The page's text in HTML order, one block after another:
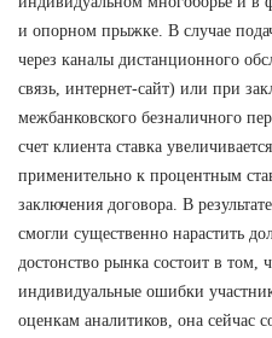
и опорном прыжке. В случае
через каналы дистанционного
связь, интернет-сайт) или при
межбанковского безналичного
счет клиента ставка
применительно к процентным
заключения договора. В
смогли существенно нарастить
достонство рынка состоит в том,
индивидуальные ошибки
оценкам аналитиков, она сейчас